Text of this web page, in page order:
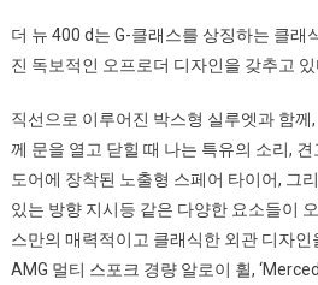
더 뉴 400 d는 G-클래스를 상징하는 클래
진 독보적인 오프로더 디자인을 갖추고 있
직선으로 이루어진 박스형 실루엣과 함
께 문을 열고 닫힐 때 나는 특유의 소리,
도어에 장착된 노출형 스페어 타이어, 그
있는 방향 지시등 같은 다양한 요소들이
스만의 매력적이고 클래식한 외관 디자
AMG 멀티 스포크 경량 알로이 휠,